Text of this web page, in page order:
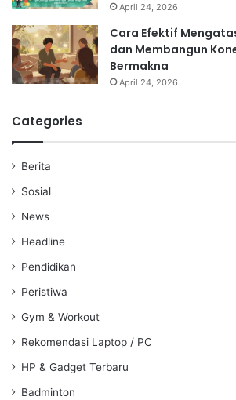
April 24, 2026
Cara Efektif
dan Membangun
Bermakna
April 24, 2026
Categories
Berita
Sosial
News
Headline
Pendidikan
Peristiwa
Gym & Workout
Rekomendasi Laptop / PC
HP & Gadget Terbaru
Badminton